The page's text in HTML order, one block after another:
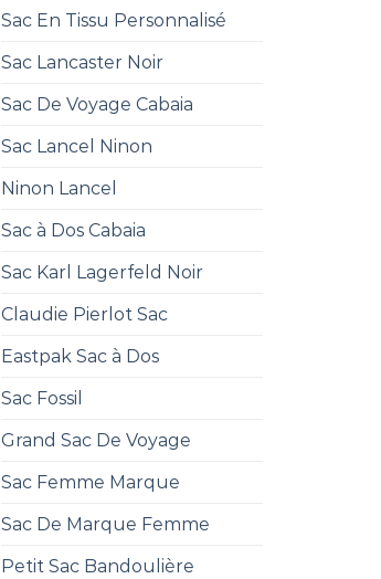
Sac En Tissu Personnalisé
Sac Lancaster Noir
Sac De Voyage Cabaia
Sac Lancel Ninon
Ninon Lancel
Sac à Dos Cabaia
Sac Karl Lagerfeld Noir
Claudie Pierlot Sac
Eastpak Sac à Dos
Sac Fossil
Grand Sac De Voyage
Sac Femme Marque
Sac De Marque Femme
Petit Sac Bandoulière